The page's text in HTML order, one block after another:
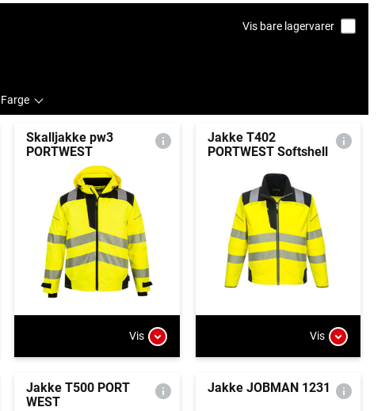
Vis bare lagervarer
Farge
Skalljakke pw3
PORTWEST
Vis
Jakke T402
PORTWEST Softshell
Vis
Jakke T500 PORT
WEST
Jakke JOBMAN 1231